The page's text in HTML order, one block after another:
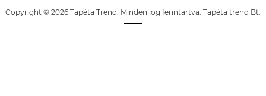
Copyright © 2026 Tapéta Trend. Minden jog fenntartva. Tapéta trend Bt.